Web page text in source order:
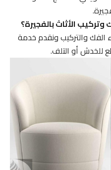
الأثاث بالفجيرة؟
والتركيب ونقدم خدمة
أو التلف.